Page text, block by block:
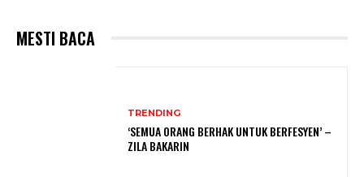
MESTI BACA
TRENDING
‘SEMUA ORANG BERHAK UNTUK BERFESYEN’ –
ZILA BAKARIN